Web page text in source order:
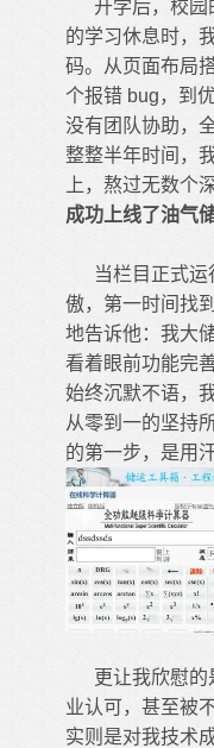
开学后，校园
的学习休息时，
码。从页面布局
个报错 bug，到
没有团队协助，
整整半年时间，
上，熬过无数个
成功上线了油气
当栏目正式运
傲，第一时间找
地告诉他：我大
看着眼前功能完
始终沉默不语，
从零到一的坚持
的第一步，是用
更让我欣慰的
业认可，甚至被
实则是对我技术